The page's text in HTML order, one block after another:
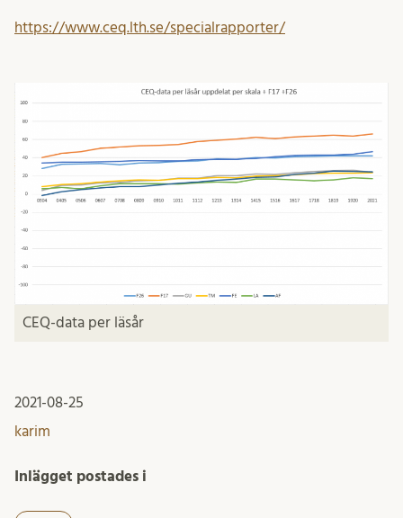
https://www.ceq.lth.se/specialrapporter/
CEQ-data per läsår
2021-08-25
karim
Inlägget postades i